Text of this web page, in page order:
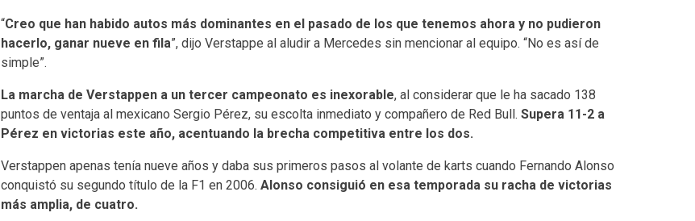
“Creo que han habido autos más dominantes en el pasado de los que tenemos ahora y no pudieron
hacerlo, ganar nueve en fila”, dijo Verstappe al aludir a Mercedes sin mencionar al equipo. “No es así de
simple”.
La marcha de Verstappen a un tercer campeonato es inexorable, al considerar que le ha sacado 138
puntos de ventaja al mexicano Sergio Pérez, su escolta inmediato y compañero de Red Bull. Supera 11-2 a
Pérez en victorias este año, acentuando la brecha competitiva entre los dos.
Verstappen apenas tenía nueve años y daba sus primeros pasos al volante de karts cuando Fernando Alonso
conquistó su segundo título de la F1 en 2006. Alonso consiguió en esa temporada su racha de victorias
más amplia, de cuatro.